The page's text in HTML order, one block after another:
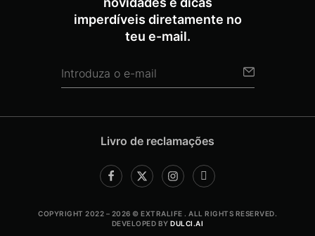
imperdíveis diretamente no
teu e-mail.
Livro de reclamações
COPYRIGHT 2022 – 2026 © EXTRALIFE . ALL RIGHTS RESERVED.
DEVELOPED BYDULCI.AI